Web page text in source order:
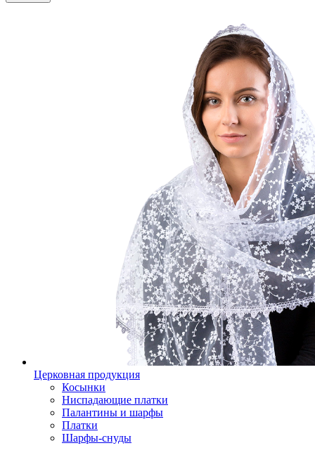
Церковная продукция
Косынки
Ниспадающие платки
Палантины и шарфы
Платки
Шарфы-снуды